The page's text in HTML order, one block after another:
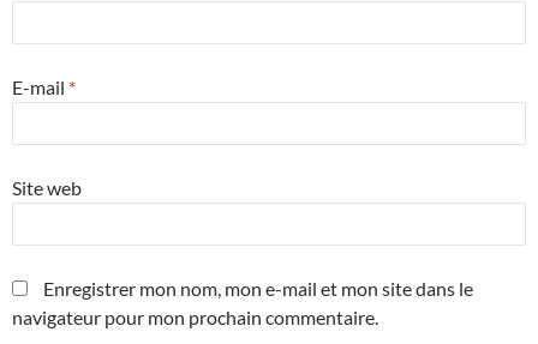
E-mail *
Site web
Enregistrer mon nom, mon e-mail et mon site dans le
navigateur pour mon prochain commentaire.